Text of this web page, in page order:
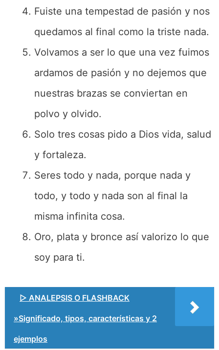
Fuiste una tempestad de pasión y nos
quedamos al final como la triste nada.
Volvamos a ser lo que una vez fuimos
ardamos de pasión y no dejemos que
nuestras brazas se conviertan en
polvo y olvido.
Solo tres cosas pido a Dios vida, salud
y fortaleza.
Seres todo y nada, porque nada y
todo, y todo y nada son al final la
misma infinita cosa.
Oro, plata y bronce así valorizo lo que
soy para ti.
▷ ANALEPSIS O FLASHBACK
»Significado, tipos, características y 2
ejemplos